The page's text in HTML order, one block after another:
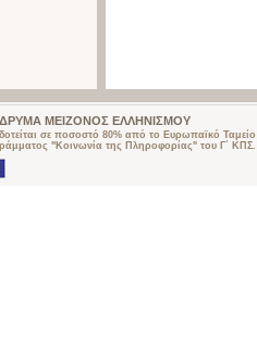
ΜΕΙΖΟΝΟΣ ΕΛΛΗΝΙΣΜΟΥ
σε ποσοστό 80% από το Ευρωπαϊκό
"Κοινωνία της Πληροφορίας" του Γ΄ ΚΠΣ.